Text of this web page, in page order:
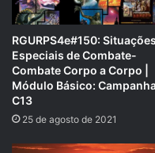
esqueça de compartilhar!
Nosso site éhttps://
PADRIM:https://
Facebook
RGURPS4e#150: Situações
Especiais de Combate-
Combate Corpo a Corpo |
Módulo Básico:
C13
25 de agosto de 2021